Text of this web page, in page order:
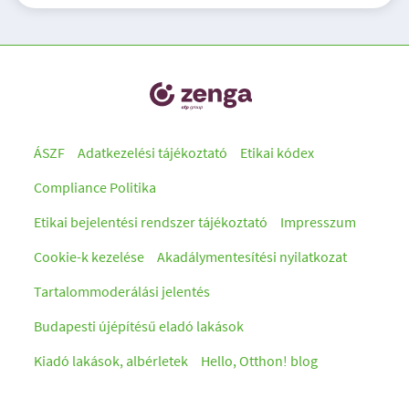
ÁSZF Adatkezelési tájékoztató
Etikai kódex
Compliance Politika
Etikai bejelentési rendszer tájékoztató
Impresszum
Cookie-k kezelése
Akadálymentesítési nyilatkozat
Tartalommoderálási jelentés
Budapesti újépítésű eladó lakások
Kiadó lakások, albérletek
Hello, Otthon! blog